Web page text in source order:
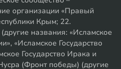
организации «Правый
Крым; 22.
названия: «Исламское
«Исламское Государство
Государство Ирака и
(Фронт победы) (другие